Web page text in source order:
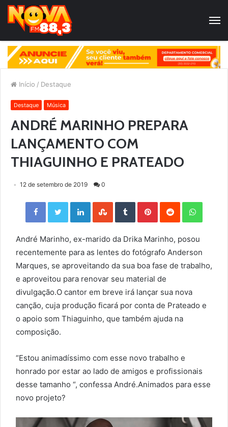
Início / Destaque
Destaque Música
ANDRÉ MARINHO PREPARA
LANÇAMENTO COM
THIAGUINHO E PRATEADO
12 de setembro de 2019 0
Facebook Twitter LinkedIn StumbleUpon Tumblr Pinterest Reddit
André Marinho, ex-marido da Drika Marinho, posou
recentemente para as lentes do fotógrafo Anderson
Marques, se aproveitando da sua boa fase de trabalho,
e aproveitou para renovar seu material de
divulgação.O cantor em breve irá lançar sua nova
canção, cuja produção ficará por conta de Prateado e
o apoio som Thiaguinho, que também ajuda na
composição.
“Estou animadíssimo com esse novo trabalho e
honrado por estar ao lado de amigos e profissionais
desse tamanho “, confessa André.Animados para esse
novo projeto?